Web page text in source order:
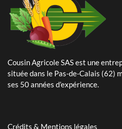
Cousin Agricole SAS est une
située dans le Pas-de-Calais (62)
ses 50 années d’expérience.
Crédits & Mentions légales
24 Mai 2024
Plantation de pommes de terre –
integral
25 Avril 2024
11 Mars 2026